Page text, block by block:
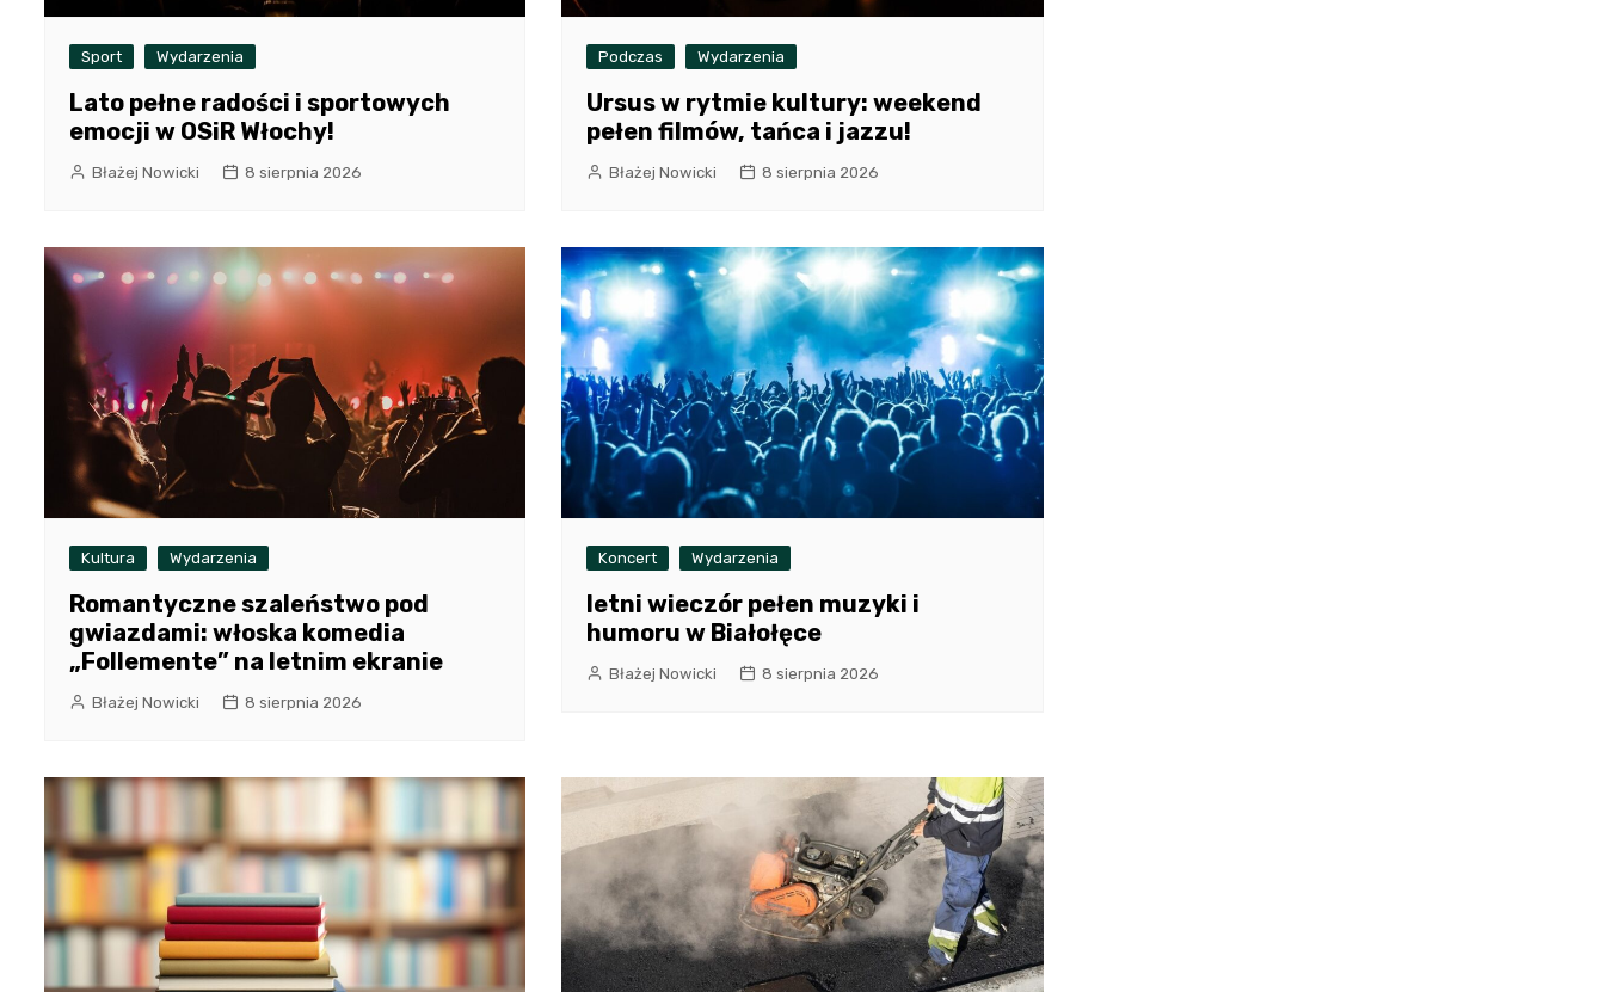
Sport Wydarzenia
Lato pełne radości i sportowych
emocji w OSiR Włochy!
Błażej Nowicki 8 sierpnia 2026
Podczas Wydarzenia
Ursus w rytmie kultury: weekend
pełen filmów, tańca i jazzu!
Błażej Nowicki 8 sierpnia 2026
Kultura Wydarzenia
Romantyczne szaleństwo pod
gwiazdami: włoska komedia
„Follemente” na letnim ekranie
Błażej Nowicki 8 sierpnia 2026
Koncert Wydarzenia
letni wieczór pełen muzyki i
humoru w Białołęce
Błażej Nowicki 8 sierpnia 2026